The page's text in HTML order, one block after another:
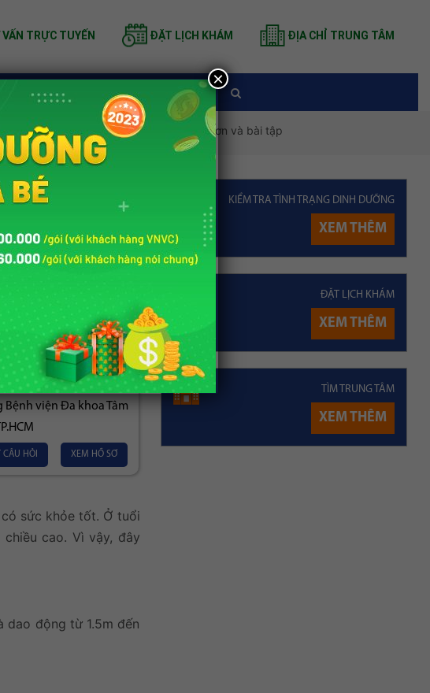
TRỰC TUYẾN ĐẶT LỊCH KHÁM ĐỊA CHỈ TRUNG TÂM
BẢNG GIÁ TIN TỨC
tăng chiều cao ở tuổi 13 tại nhà: Thực đơn và bài tập
TẬP
Dinh dưỡng Nutrihome
chuyên môn bài viết
Nguyễn Anh Duy
Bác sĩ Dinh dưỡng
Dinh dưỡng Tiết chế, Hệ
Bệnh viện Đa khoa Tâm
CÂU HỎI XEM HỒ SƠ
sức khỏe tốt. Ở tuổi
cao. Vì vậy, đây
dao động từ 1.5m đến
KIỂM TRA TÌNH TRẠNG DINH DƯỠNG
XEM THÊM
ĐẶT LỊCH KHÁM
XEM THÊM
TÌM TRUNG TÂM
XEM THÊM
×